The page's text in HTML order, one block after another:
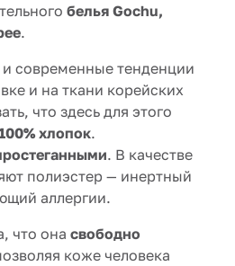
белья Gochu,
.
современные тенденции
и на ткани корейских
что здесь для этого
хлопок.
. В качестве
полиэстер — инертный
аллергии.
что она свободно
коже человека